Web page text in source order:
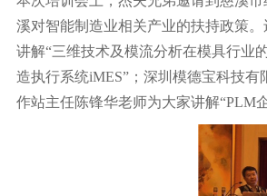
溪对智能制造业相关产业的扶持政策
讲解“三维技术及模流分析在模具行业
造执行系统iMES”；深圳模德宝科技
作站主任陈锋华老师为大家讲解“PLM